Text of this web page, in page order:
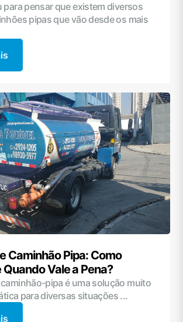
para pensar que existem diversos
pipas que vão desde os mais
Caminhão Pipa: Como
Quando Vale a Pena?
pipa é uma solução muito
para diversas situações ...